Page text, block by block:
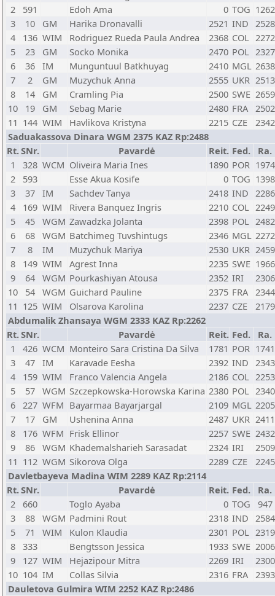
2
591 Edoh Ama 0 TOG 1262
3
10 GM Harika Dronavalli 2521 IND 2528
4
136 WIM Rodriguez Rueda Paula Andrea 2368 COL 2272
5
23 GM Socko Monika 2470 POL 2327
6
36 IM Munguntuul Batkhuyag 2410 MGL 2638
7
2 GM Muzychuk Anna 2555 UKR 2513
8
14 GM Cramling Pia 2500 SWE 2659
10
19 GM Sebag Marie 2480 FRA 2502
11 144 WIM Havlikova Kristyna 2215 CZE
2342
Saduakassova Dinara WGM 2375 KAZ Rp:2488
Rt.SNr. Pavardė Reit. Fed.
Ra.
1
328 WCM Oliveira Maria Ines 1890 POR 1974
2
593 Esse Akua Kosife 0 TOG 1398
3
37 IM Sachdev Tanya 2418 IND 2286
4
169 WIM Rivera Banquez Ingris 2210 COL 2249
5
45 WGM Zawadzka Jolanta 2398 POL 2482
6
68 WGM Batchimeg Tuvshintugs 2346 MGL 2272
7
8 IM Muzychuk Mariya 2530 UKR 2459
8
149 WIM Agrest Inna 2235 SWE 1966
9
64 WGM Pourkashiyan Atousa 2352 IRI
2306
10
54 WGM Guichard Pauline 2375 FRA 2344
11 125 WIM Olsarova Karolina 2237 CZE
2179
Abdumalik Zhansaya WGM 2333 KAZ Rp:2262
Rt.SNr. Pavardė Reit. Fed.
Ra.
1
426 WCM Monteiro Sara Cristina Da Silva 1781 POR 1741
3
47 IM Karavade Eesha 2392 IND 2343
4
159 WIM Franco Valencia Angela 2186 COL 2253
5
57 WGM Szczepkowska-Horowska Karina 2380 POL 2340
6
227 WFM Bayarmaa Bayarjargal 2109 MGL 2205
7
17 GM Ushenina Anna 2487 UKR 2411
8
176 WFM Frisk Ellinor 2257 SWE 2432
9
86 WGM Khademalsharieh Sarasadat 2324 IRI
2509
11 112 WGM Sikorova Olga 2289 CZE
2245
Davletbayeva Madina WIM 2289 KAZ Rp:2114
Rt.SNr. Pavardė Reit. Fed.
Ra.
2
660 Toglo Ayaba 0 TOG
947
3
88 WGM Padmini Rout 2318 IND 2584
5
71 WIM Kulon Klaudia 2301 POL 2319
8
333 Bengtsson Jessica 1933 SWE 2006
9
127 WIM Hejazipour Mitra 2269 IRI
2300
10 104 IM Collas Silvia 2316 FRA 2393
Dauletova Gulmira WIM 2252 KAZ Rp:2486